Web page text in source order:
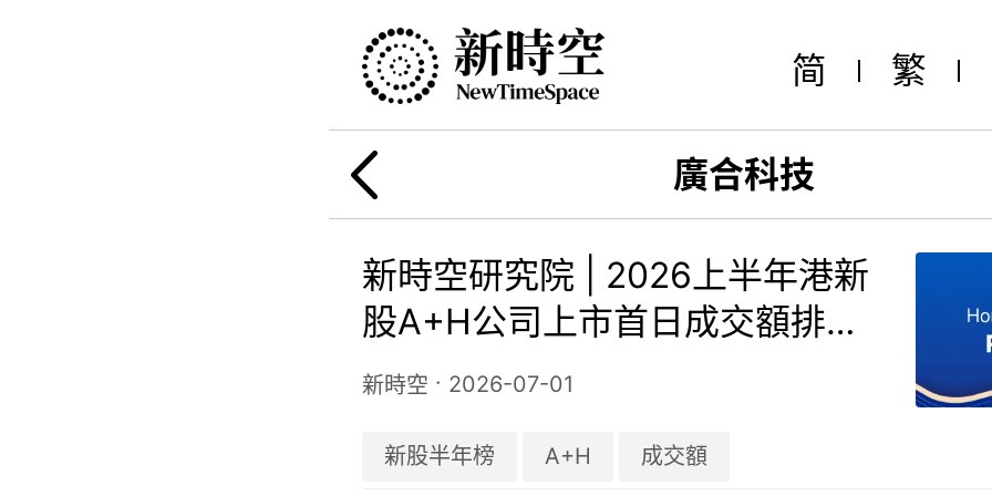
简 繁
廣合科技
新時空研究院 | 2026上半年港新
股A+H公司上市首日成交額排行
榜
新時空 · 2026-07-01
新股半年榜 A+H 成交額